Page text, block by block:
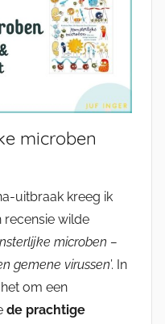
microben
uitbraak kreeg ik
recensie wilde
microben –
gemene virussen’. In
om een
de prachtige